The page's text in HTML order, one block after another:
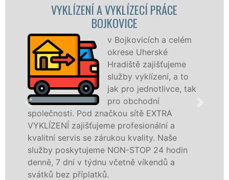
A VYKLÍZECÍ PRÁCE
v Bojkovicích a celém
okrese Uherské
Hradiště zajišťujeme
služby vyklízení, a to
jak pro jednotlivce, tak
pro obchodní
Pod značkou sítě EXTRA
zajišťujeme profesionální a
se zárukou kvality. Naše
NON-STOP 24 hodin
v týdnu včetně víkendů a
příplatků.
práce, a to